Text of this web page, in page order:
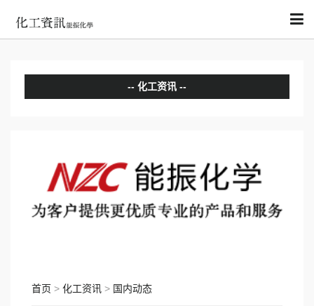
化工资讯
国际动态
首页 > 化工资讯 > 国内动态